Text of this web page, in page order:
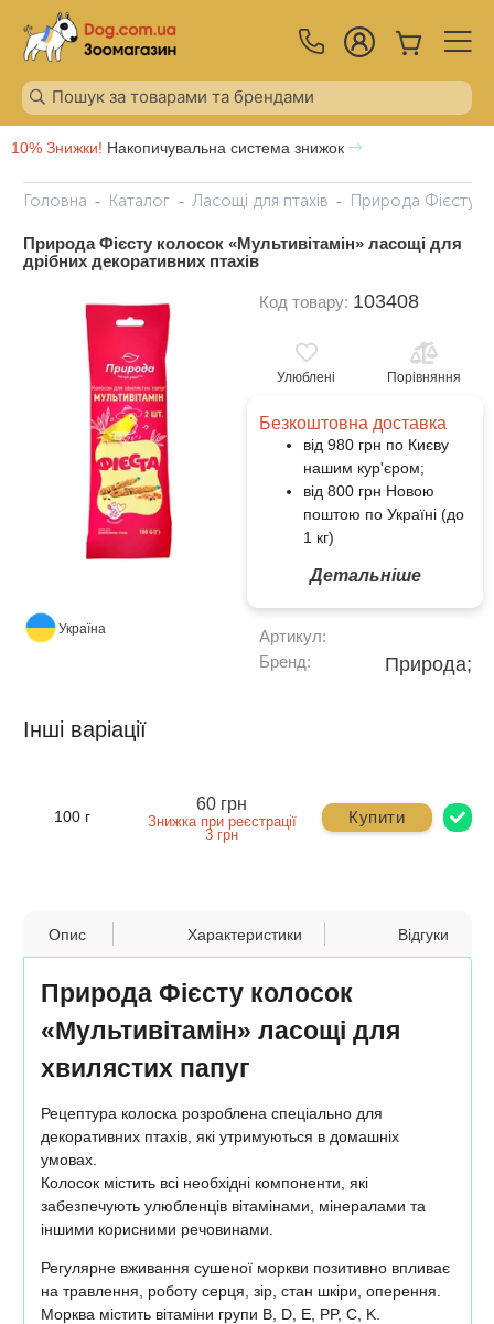
10% Знижки! Накопичувальна система знижок
Головна Каталог Ласощі для птахів Природа Фієсту
Природа Фієсту колосок «Мультивітамін» ласощі для
дрібних декоративних птахів
Україна
Код товару: 103408
Улюблені Порівняння
Безкоштовна доставка
від 980 грн по Києву
нашим кур'єром;
від 800 грн Новою
поштою по Україні (до
1 кг)
Детальніше
Артикул:
Бренд:
Природа;
Інші варіації
100 г
60 грн
Знижка при реєстрації
3 грн
Купити
Опис Характеристики Відгуки
Природа Фієсту колосок
«Мультивітамін» ласощі для
хвилястих папуг
Рецептура колоска розроблена спеціально для
декоративних птахів, які утримуються в домашніх
умовах.
Колосок містить всі необхідні компоненти, які
забезпечують улюбленців вітамінами, мінералами та
іншими корисними речовинами.
Регулярне вживання сушеної моркви позитивно впливає
на травлення, роботу серця, зір, стан шкіри, оперення.
Морква містить вітаміни групи В, D, E, PP, С, K.